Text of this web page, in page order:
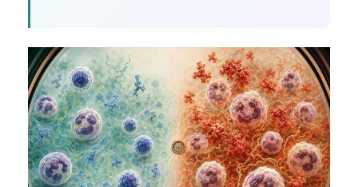
Ελληνικά
Türkçe
Română
简体中文
فارسی